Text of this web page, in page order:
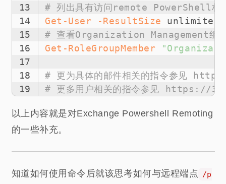
13
14
15
16
17
18
19
# 列出具有访问remote PowerShell权
Get-User
-ResultSize unlimited
# 查看Organization Management组成
Get-RoleGroupMember
# 更为具体的邮件相关的指令参见 https://
# 更多用户相关的指令参见 https://
以上内容就是对Exchange Powershell Remoting
的一些补充。
知道如何使用命令后就该思考如何与远程端点
/p